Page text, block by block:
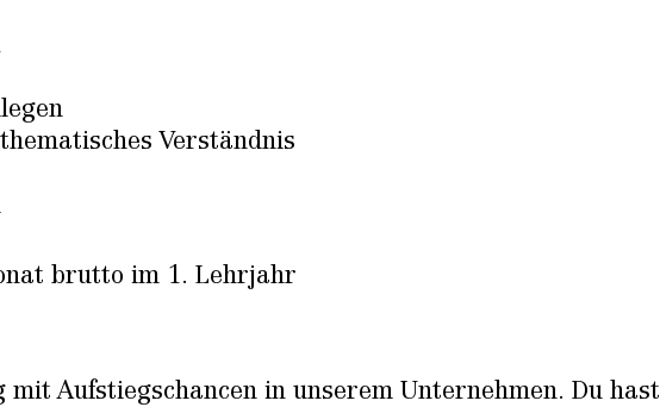
Verständnis
brutto im 1. Lehrjahr
Aufstiegschancen in unserem Unternehmen. Du hast